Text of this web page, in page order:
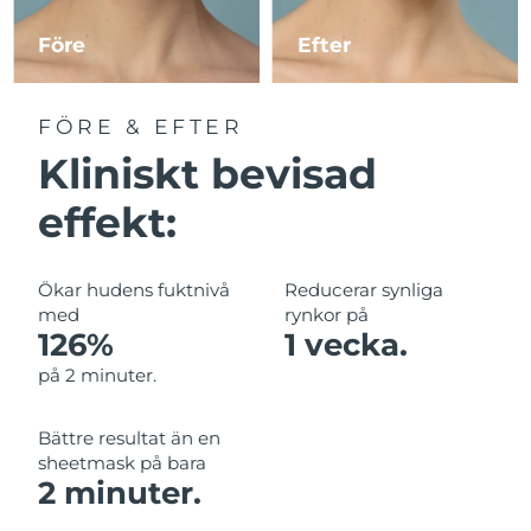
Före Efter
FÖRE & EFTER
Kliniskt bevisad
effekt:
Ökar hudens fuktnivå
med
126%
på 2 minuter.
Reducerar synliga
rynkor på
1 vecka.
Bättre resultat än en
sheetmask på bara
2 minuter.
Macao SAR Förväntad leverans 8/14/26
Malaysia
Malta Förväntad leverans
Mexiko
Monaco
Nederländerna Förväntad leverans
Nya Zeeland
Norge
Oman